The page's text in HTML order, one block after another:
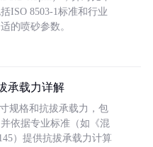
ISO 8503-1标准和行业
的喷砂参数。
承载力详解
规格和抗拔承载力，包
依据专业标准（如《混
）提供抗拔承载力计算